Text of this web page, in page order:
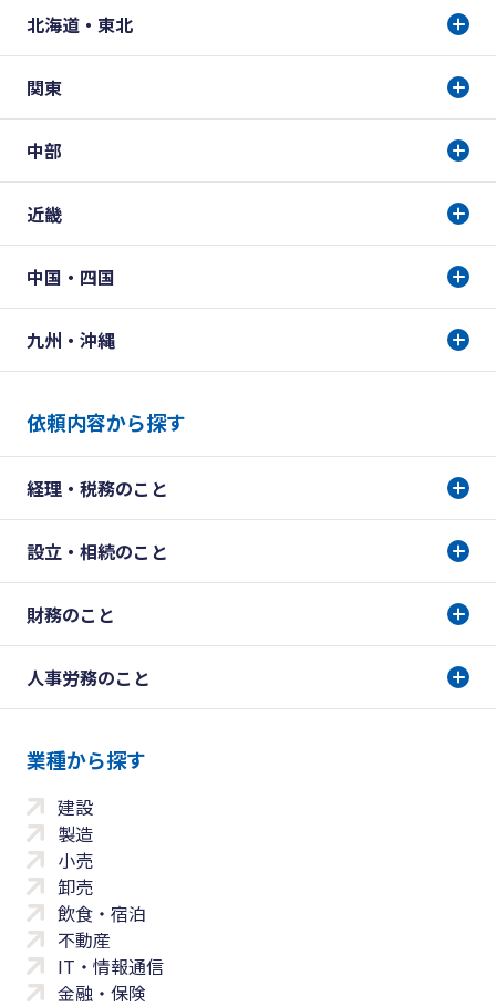
北海道・東北
関東
中部
近畿
中国・四国
九州・沖縄
依頼内容から探す
経理・税務のこと
設立・相続のこと
財務のこと
人事労務のこと
業種から探す
建設
製造
小売
卸売
飲食・宿泊
不動産
IT・情報通信
金融・保険